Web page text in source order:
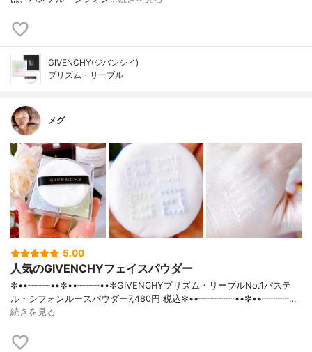
GIVENCHY(ジバンシイ)
プリズム・リーブル
メグ
5.00
人気のGIVENCHYフェイスパウダー
✼••┈┈┈┈••✼••┈┈┈┈••✼GIVENCHYプリズム・リーブルNo.1パステ
ル・シフォンルースパウダー7,480円 税込✼••┈┈┈┈••✼••┈┈┈…
続きを見る